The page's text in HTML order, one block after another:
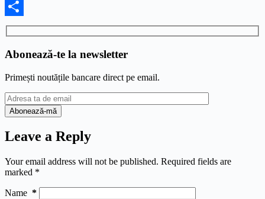
Facebook
Share
Abonează-te la newsletter
Primești noutățile bancare direct pe email.
Leave a Reply
Your email address will not be published. Required fields are
marked *
Name *